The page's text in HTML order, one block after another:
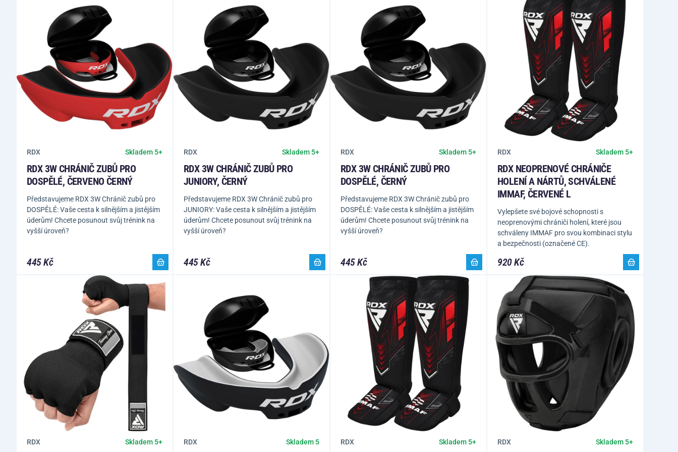
RDX Skladem 5+
RDX 3W CHRÁNIČ ZUBŮ PRO
DOSPĚLÉ, ČERVENO ČERNÝ
Představujeme RDX 3W Chránič zubů pro
DOSPĚLÉ: Vaše cesta k silnějším a jistějším
úderům! Chcete posunout svůj trénink na
vyšší úroveň?
445 Kč
RDX Skladem 5+
RDX 3W CHRÁNIČ ZUBŮ PRO
JUNIORY, ČERNÝ
Představujeme RDX 3W Chránič zubů pro
JUNIORY: Vaše cesta k silnějším a jistějším
úderům! Chcete posunout svůj trénink na
vyšší úroveň?
445 Kč
RDX Skladem 5+
RDX 3W CHRÁNIČ ZUBŮ PRO
DOSPĚLÉ, ČERNÝ
Představujeme RDX 3W Chránič zubů pro
DOSPĚLÉ: Vaše cesta k silnějším a jistějším
úderům! Chcete posunout svůj trénink na
vyšší úroveň?
445 Kč
RDX Skladem 5+
RDX NEOPRENOVÉ CHRÁNIČE
HOLENÍ A NÁRTŮ, SCHVÁLENÉ
IMMAF, ČERVENÉ L
Vylepšete své bojové schopnosti s
neoprenovými chrániči holení, které jsou
schváleny IMMAF pro svou kombinaci stylu
a bezpečnosti (označené CE).
920 Kč
RDX Skladem 5+ RDX Skladem 5 RDX Skladem 5+ RDX Skladem 5+